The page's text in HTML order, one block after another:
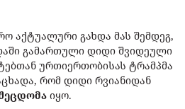
აქტუალური გახდა მას შემდეგ,
გამართული დიდი შვიდეული
ურთიერთობისას ტრამპმა
რომ დიდი რვიანიდან
იყო.